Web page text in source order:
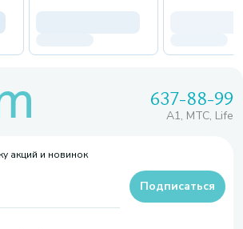
637-88-99
A1, МТС, Life
акций и новинок
Подписаться